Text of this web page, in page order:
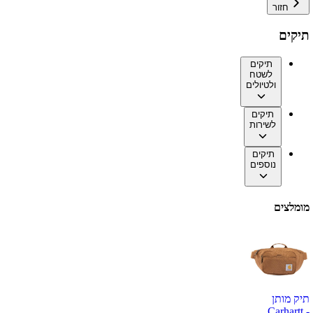
חזור
תיקים
תיקים
לשטח
ולטיולים
תיקים
לשירות
תיקים
נוספים
מומלצים
תיק מותן